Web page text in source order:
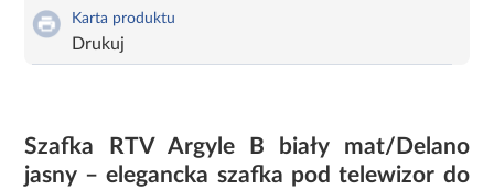
Karta produktu
Drukuj
Szafka RTV Argyle B biały mat/Delano
jasny – elegancka szafka pod telewizor do